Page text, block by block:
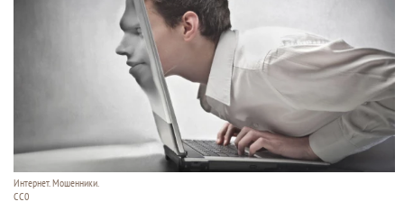
Интернет. Мошенники.
СС0